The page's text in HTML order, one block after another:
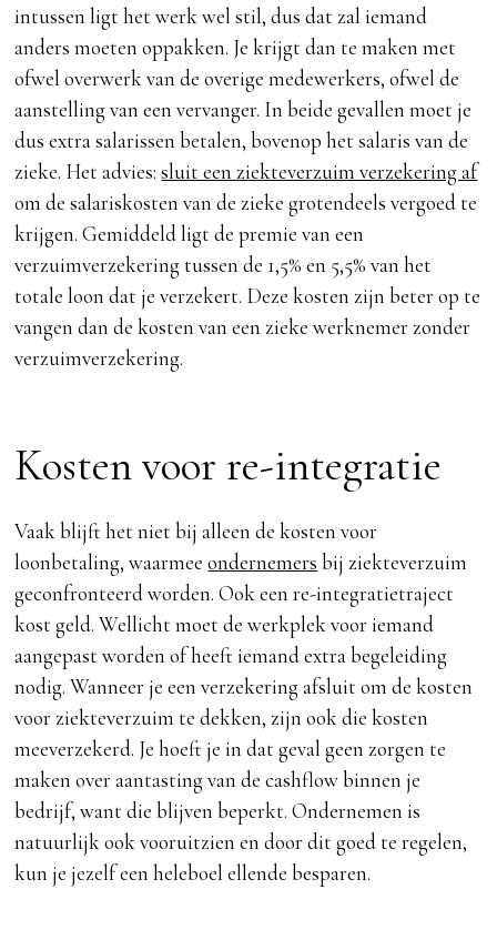
intussen ligt het werk wel stil, dus dat zal iemand
anders moeten oppakken. Je krijgt dan te maken met
ofwel overwerk van de overige medewerkers, ofwel de
aanstelling van een vervanger. In beide gevallen moet je
dus extra salarissen betalen, bovenop het salaris van de
zieke. Het advies:sluit een ziekteverzuim verzekering af
om de salariskosten van de zieke grotendeels vergoed te
krijgen. Gemiddeld ligt de premie van een
verzuimverzekering tussen de 1,5% en 5,5% van het
totale loon dat je verzekert. Deze kosten zijn beter op te
vangen dan de kosten van een zieke werknemer zonder
verzuimverzekering.
Kosten voor re-integratie
Vaak blijft het niet bij alleen de kosten voor
loonbetaling, waarmeeondernemers bij ziekteverzuim
geconfronteerd worden. Ook een re-integratietraject
kost geld. Wellicht moet de werkplek voor iemand
aangepast worden of heeft iemand extra begeleiding
nodig. Wanneer je een verzekering afsluit om de kosten
voor ziekteverzuim te dekken, zijn ook die kosten
meeverzekerd. Je hoeft je in dat geval geen zorgen te
maken over aantasting van de cashflow binnen je
bedrijf, want die blijven beperkt. Ondernemen is
natuurlijk ook vooruitzien en door dit goed te regelen,
kun je jezelf een heleboel ellende besparen.